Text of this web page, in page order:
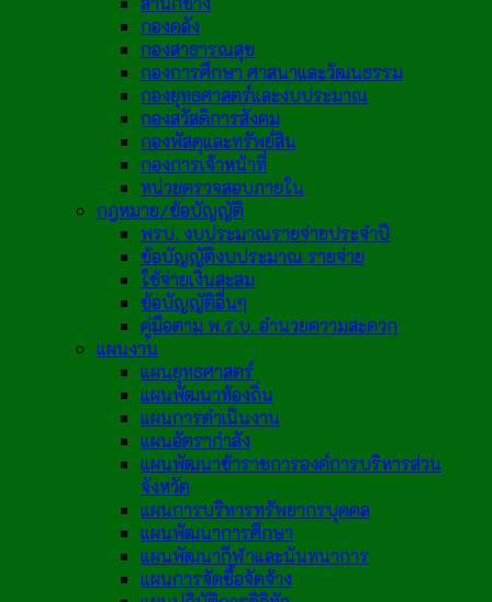
กองคลัง
กองสาธารณสุข
กองการศึกษา ศาสนาและวัฒนธรรม
กองยุทธศาสตร์และงบประมาณ
กองสวัสดิการสังคม
กองพัสดุและทรัพย์สิน
กองการเจ้าหน้าที่
หน่วยตรวจสอบภายใน
กฎหมาย/ข้อบัญญัติ
พรบ. งบประมาณรายจ่ายประจำปี
ข้อบัญญัติงบประมาณ รายจ่าย
ใช้จ่ายเงินสะสม
ข้อบัญญัติอื่นๆ
คู่มือตาม พ.ร.บ. อำนวยความสะดวก
แผนงาน
แผนยุทธศาสตร์
แผนพัฒนาท้องถิ่น
แผนการดำเนินงาน
แผนอัตรากำลัง
แผนพัฒนาข้าราชการองค์การบริหารส่วน
จังหวัด
แผนการบริหารทรัพยากรบุคคล
แผนพัฒนาการศึกษา
แผนพัฒนากีฬาและนันทนาการ
แผนการจัดซื้อจัดจ้าง